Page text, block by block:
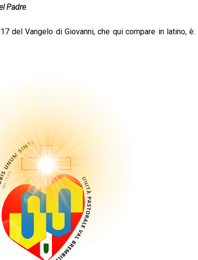
Padre.
del Vangelo di Giovanni, che qui compare in latino, è: